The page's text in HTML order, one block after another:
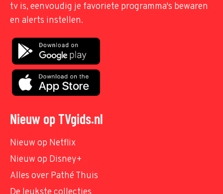
tv is, eenvoudig je favoriete programma's bewaren
en alerts instellen.
Nieuw op TVgids.nl
Nieuw op Netflix
Nieuw op Disney+
Alles over Pathé Thuis